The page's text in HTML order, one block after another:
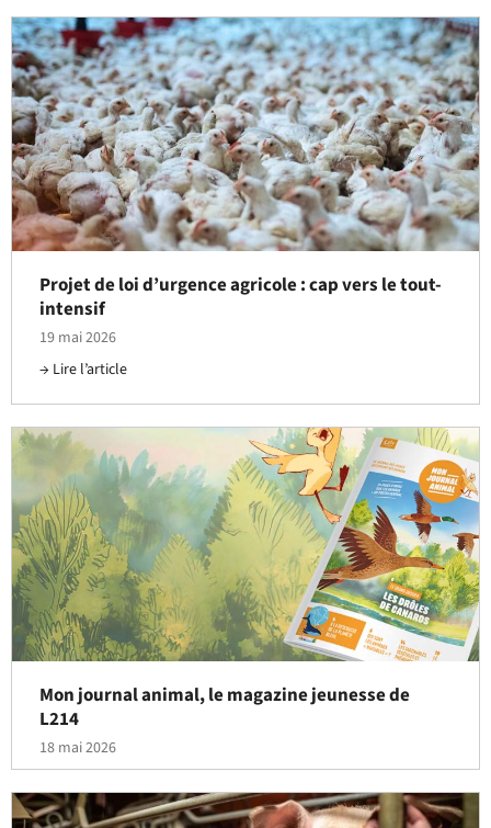
Projet de loi d’urgence agricole : cap vers le tout-
intensif
19 mai 2026
Lire l’article
Mon journal animal, le magazine jeunesse de
L214
18 mai 2026